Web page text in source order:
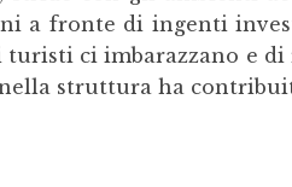
a fronte di ingenti
ci imbarazzano e
struttura ha